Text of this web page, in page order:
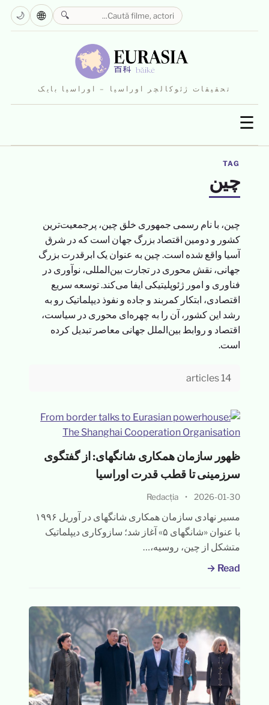
تحقیقات ژئوکالچر اوراسیا – اوراسیا بایک
☰
🔍
🌐
🌙
TAG
چین
چین، با نام رسمی جمهوری خلق چین، پرجمعیت‌ترین
کشور و دومین اقتصاد بزرگ جهان است که در شرق
آسیا واقع شده است. چین به عنوان یک ابرقدرت بزرگ
جهانی، نقش محوری در تجارت بین‌المللی، نوآوری در
فناوری و امور ژئوپلیتیکی ایفا می‌کند. توسعه سریع
اقتصادی، ابتکار کمربند و جاده و نفوذ دیپلماتیک رو به
رشد این کشور، آن را به چهره‌ای محوری در سیاست،
اقتصاد و روابط بین‌الملل جهانی معاصر تبدیل کرده
است.
14 articles
ظهور سازمان همکاری شانگهای: از گفتگوی
سرزمینی تا قطب قدرت اوراسیا
2026-01-30
•
Redacția
مسیر نهادی سازمان همکاری شانگهای در آوریل ۱۹۹۶
با عنوان «شانگهای ۵» آغاز شد؛ سازوکاری دیپلماتیک
متشکل از چین، روسیه،…
Read →